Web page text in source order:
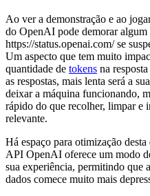
Ao ver a demonstração e ao
do OpenAI pode demorar algum
https://status.openai.com/ se
Um aspecto que tem muito
quantidade de tokens na
as respostas, mais lenta será a
deixar a máquina funcionando,
rápido do que recolher, limpar e
relevante.
Há espaço para otimização
API OpenAI oferece um modo
sua experiência, permitindo que
dados comece muito mais